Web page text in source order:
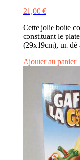
21,00 €
Cette jolie boite
constituant le
(29x19cm), un dé
Ajouter au panier